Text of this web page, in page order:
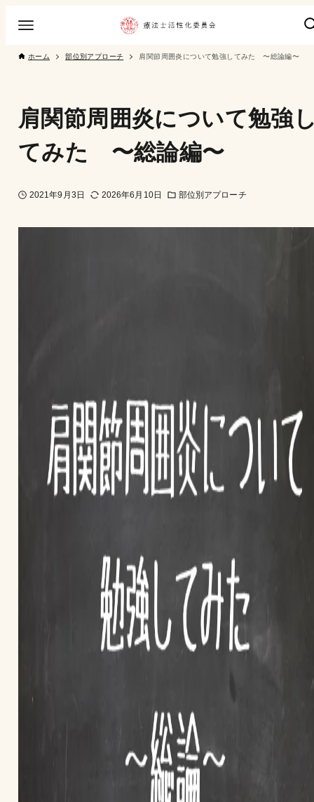
ホーム 部位別アプローチ 肩関節周囲炎について勉強してみた 〜総論編〜
肩関節周囲炎について勉強
てみた 〜総論編〜
2021年9月3日 2026年6月10日 部位別アプローチ